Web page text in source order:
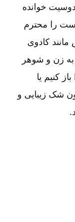
خوانده
را محترم
۴:‏۳). سکس مانند کادوی
زن و شوهر
کنیم یا
شک زیبایی و